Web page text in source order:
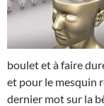
boulet et à faire
et pour le mesquin
dernier mot sur la